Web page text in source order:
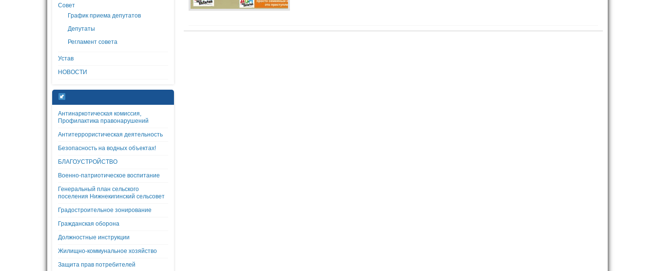
Совет
График приема депутатов
Депутаты
Регламент совета
Устав
НОВОСТИ
Антинаркотическая комиссия,
Профилактика правонарушений
Антитеррористическая деятельность
Безопасность на водных объектах!
БЛАГОУСТРОЙСТВО
Военно-патриотическое воспитание
Генеральный план сельского
поселения Нижнекигинский сельсовет
Градостроительное зонирование
Гражданская оборона
Должностные инструкции
Жилищно-коммунальное хозяйство
Защита прав потребителей